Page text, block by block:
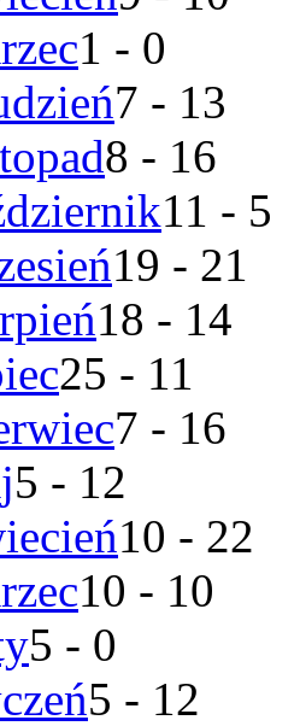
1 - 0
7 - 13
8 - 16
11 - 5
19 - 21
18 - 14
25 - 11
7 - 16
5 - 12
10 - 22
10 - 10
5 - 0
5 - 12